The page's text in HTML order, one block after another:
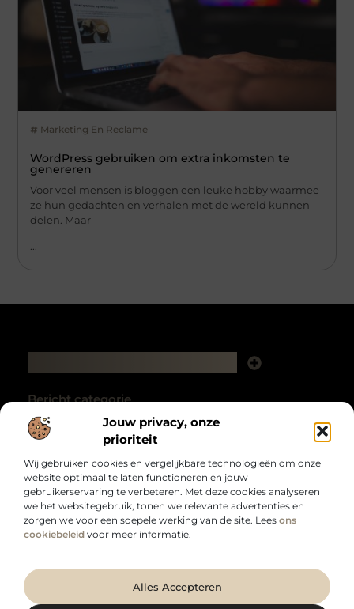
Jouw privacy, onze
prioriteit
Wij gebruiken cookies en vergelijkbare technologieën om onze
website optimaal te laten functioneren en jouw
gebruikerservaring te verbeteren. Met deze cookies analyseren
we het websitegebruik, tonen we relevante advertenties en
zorgen we voor een soepele werking van de site. Lees ons
cookiebeleid voor meer informatie.
Alles Accepteren
Marketing En Reclame
WordPress gebruiken om extra inkomsten te
genereren
Voor veel mensen is bloggen een leuke hobby waarmee
ze hun gedachten en verhalen met de wereld kunnen
delen. Maar
Bericht categorie
Voor wie meer uit het dagelijks leven wil halen.
Van inspirerende inzichten tot bruikbare tips – laat je verrassen door een
@2025 All Right Reserved. Design bywww.duurzaamzakelijk.nl.